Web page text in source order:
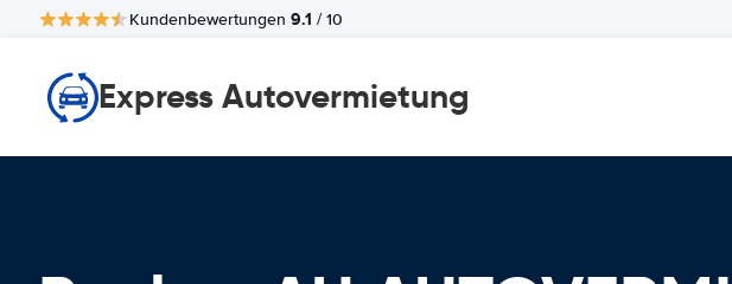
Kundenbewertungen 9.1 / 10
Express Autovermietung